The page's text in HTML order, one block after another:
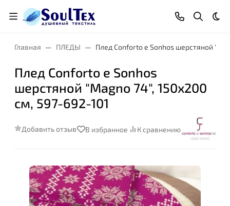
Главная ПЛЕДЫ Плед Conforto e Sonhos шерстяной
Плед Conforto e Sonhos
шерстяной "Magno 74", 150x200
см, 597-692-101
Добавить отзыв В избранное К сравнению